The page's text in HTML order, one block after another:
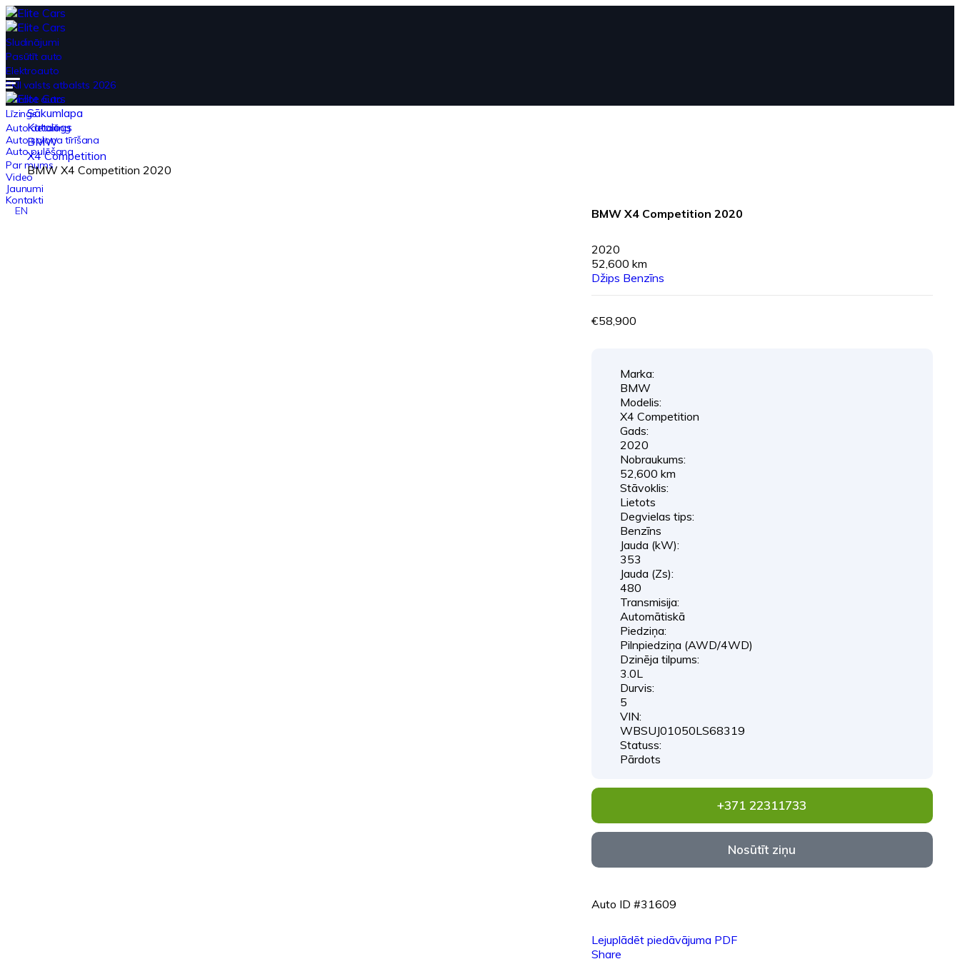
Sludinājumi
Pasūtīt auto
Elektroauto
EKII valsts atbalsts 2026
Pārdot auto
Līzings
Auto detailing
Auto salona tīrīšana
Auto pulēšana
Par mums
Video
Jaunumi
Kontakti
EN
Sākumlapa
Katalogs
BMW
X4 Competition
BMW X4 Competition 2020
BMW X4 Competition 2020
2020
52,600 km
Džips Benzīns
€58,900
Marka:
BMW
Modelis:
X4 Competition
Gads:
2020
Nobraukums:
52,600 km
Stāvoklis:
Lietots
Degvielas tips:
Benzīns
Jauda (kW):
353
Jauda (Zs):
480
Transmisija:
Automātiskā
Piedziņa:
Pilnpiedziņa (AWD/4WD)
Dzinēja tilpums:
3.0L
Durvis:
5
VIN:
WBSUJ01050LS68319
Statuss:
Pārdots
+371 22311733
Nosūtīt ziņu
Auto ID #31609
Lejuplādēt piedāvājuma PDF
Share